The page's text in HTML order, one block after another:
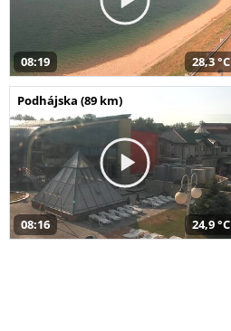
08:19 28,3 °C
Podhájska (89 km)
08:16 24,9 °C